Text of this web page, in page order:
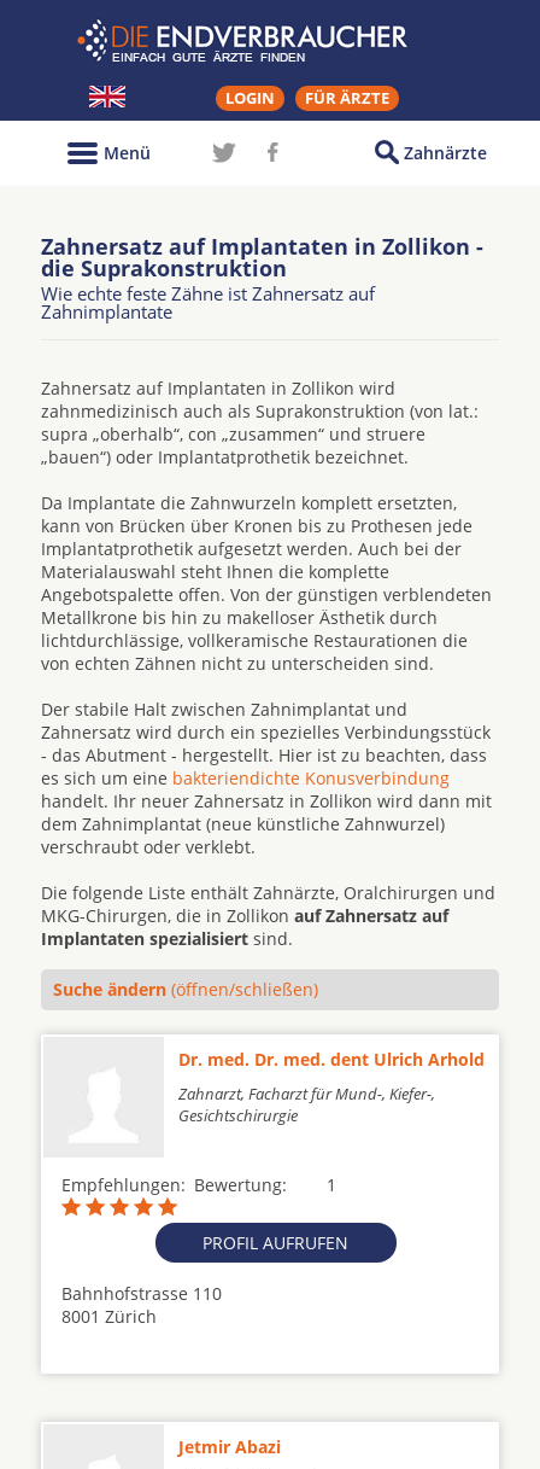
LOGIN FÜR ÄRZTE
Zahnärzte
Menü
Zahnersatz auf Implantaten in Zollikon -
die Suprakonstruktion
Wie echte feste Zähne ist Zahnersatz auf
Zahnimplantate
Zahnersatz auf Implantaten in Zollikon wird
zahnmedizinisch auch als Suprakonstruktion (von lat.:
supra „oberhalb“, con „zusammen“ und struere
„bauen“) oder Implantatprothetik bezeichnet.
Da Implantate die Zahnwurzeln komplett ersetzten,
kann von Brücken über Kronen bis zu Prothesen jede
Implantatprothetik aufgesetzt werden. Auch bei der
Materialauswahl steht Ihnen die komplette
Angebotspalette offen. Von der günstigen verblendeten
Metallkrone bis hin zu makelloser Ästhetik durch
lichtdurchlässige, vollkeramische Restaurationen die
von echten Zähnen nicht zu unterscheiden sind.
Der stabile Halt zwischen Zahnimplantat und
Zahnersatz wird durch ein spezielles Verbindungsstück
- das Abutment - hergestellt. Hier ist zu beachten, dass
es sich um eine bakteriendichte Konusverbindung
handelt. Ihr neuer Zahnersatz in Zollikon wird dann mit
dem Zahnimplantat (neue künstliche Zahnwurzel)
verschraubt oder verklebt.
Die folgende Liste enthält Zahnärzte, Oralchirurgen und
MKG-Chirurgen, die in Zollikon auf Zahnersatz auf
Implantaten spezialisiert sind.
Suche ändern (öffnen/schließen)
Dr. med. Dr. med. dent Ulrich Arhold
Zahnarzt, Facharzt für Mund-, Kiefer-,
Gesichtschirurgie
Empfehlungen: 1
Bewertung:
PROFIL AUFRUFEN
Bahnhofstrasse 110
8001 Zürich
Jetmir Abazi